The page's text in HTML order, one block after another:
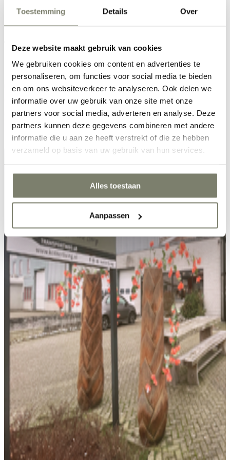
Toestemming Details Over
Deze website maakt gebruik van cookies
We gebruiken cookies om content en advertenties te
personaliseren, om functies voor social media te bieden
en om ons websiteverkeer te analyseren. Ook delen we
informatie over uw gebruik van onze site met onze
partners voor social media, adverteren en analyse. Deze
partners kunnen deze gegevens combineren met andere
informatie die u aan ze heeft verstrekt of die ze hebben
verzameld op basis van uw gebruik van hun services.
Alles toestaan
Aanpassen
Meubels Vriezenveen